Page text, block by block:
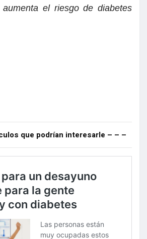
el riesgo de diabetes
que podrían interesarle – – –